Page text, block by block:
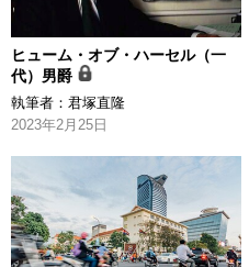
ヒューム・オブ・ハーセル（一
代）男爵
執筆者： 君塚直隆
2023年2月25日